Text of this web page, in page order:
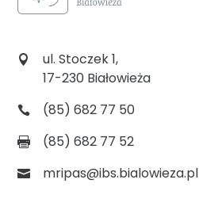
ul. Stoczek 1,
17-230 Białowieża
(85) 682 77 50
(85) 682 77 52
mripas@ibs.bialowieza.pl